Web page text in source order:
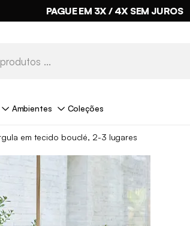
PAGUE EM 3X / 4X SEM JUROS
Ambientes Coleções
em tecido bouclé, 2-3 lugares